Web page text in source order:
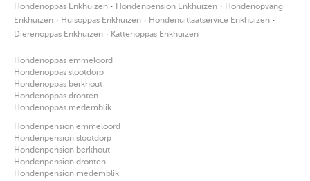
Hondenoppas Enkhuizen · Hondenpension Enkhuizen · Hondenopvang
Enkhuizen · Huisoppas Enkhuizen · Hondenuitlaatservice Enkhuizen ·
Dierenoppas Enkhuizen · Kattenoppas Enkhuizen
Hondenoppas emmeloord
Hondenoppas slootdorp
Hondenoppas berkhout
Hondenoppas dronten
Hondenoppas medemblik
Hondenpension emmeloord
Hondenpension slootdorp
Hondenpension berkhout
Hondenpension dronten
Hondenpension medemblik